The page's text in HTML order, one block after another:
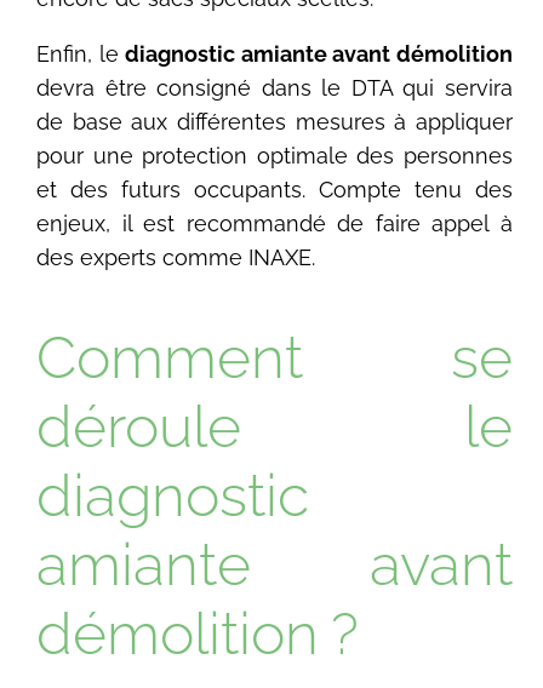
Enfin, lediagnostic amiante avant démolition
devra être consigné dans le DTA qui servira
de base aux différentes mesures à appliquer
pour une protection optimale des personnes
et des futurs occupants. Compte tenu des
enjeux, il est recommandé de faire appel à
des experts comme INAXE.
Comment se
déroule le
diagnostic
amiante avant
démolition ?